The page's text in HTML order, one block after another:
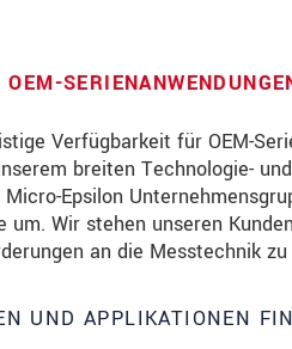
Verfügbarkeit für OEM-
breiten Technologie-
Epsilon
Wir stehen unseren
an die Messtechnik
UND APPLIKATIONEN
über Produktinnovationen
Bitte lesen Sie dazu unsere